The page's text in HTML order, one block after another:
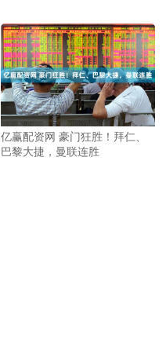
亿赢配资网 豪门狂胜！拜仁、
巴黎大捷，曼联连胜